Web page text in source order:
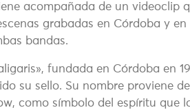
acompañada de un videoclip
grabadas en Córdoba y
bandas.
fundada en Córdoba en
su sello. Su nombre proviene
como símbolo del espíritu que